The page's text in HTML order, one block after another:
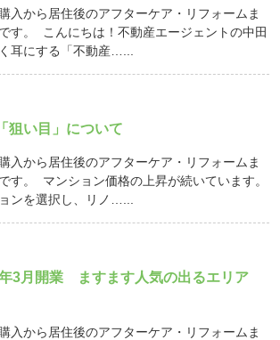
入から居住後のアフターケア・リフォームま
す。 こんにちは！不動産エージェントの中田
耳にする「不動産…...
狙い目」について
入から居住後のアフターケア・リフォームま
す。 マンション価格の上昇が続いています。
ンを選択し、リノ…...
年3月開業 ますます人気の出るエリア
入から居住後のアフターケア・リフォームま